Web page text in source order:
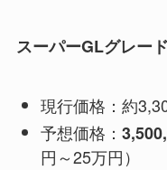
スーパーGLグレード
現行価格：約
予想価格：
円～25万円）